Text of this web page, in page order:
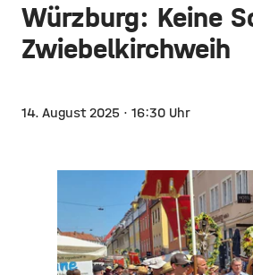
Würzburg: Keine
Zwiebelkirchweih
14. August 2025 · 16:30 Uhr